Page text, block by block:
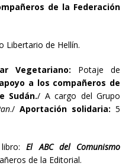
de la Federación
Libertario de Hellín.
Vegetariano: Potaje de
a los compañeros de
Sudán./ A cargo del Grupo
./ Aportación solidaria: 5
libro:El ABC del Comunismo
de la Editorial.